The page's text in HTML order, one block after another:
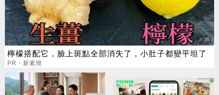
檸檬搭配它，臉上斑點全部消失了，小肚子都變平坦了
PR・新素簡